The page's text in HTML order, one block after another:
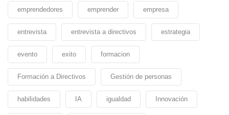
emprendedores emprender empresa
entrevista entrevista a directivos estrategia
evento exito formacion
Formación a Directivos Gestión de personas
habilidades IA igualdad Innovación